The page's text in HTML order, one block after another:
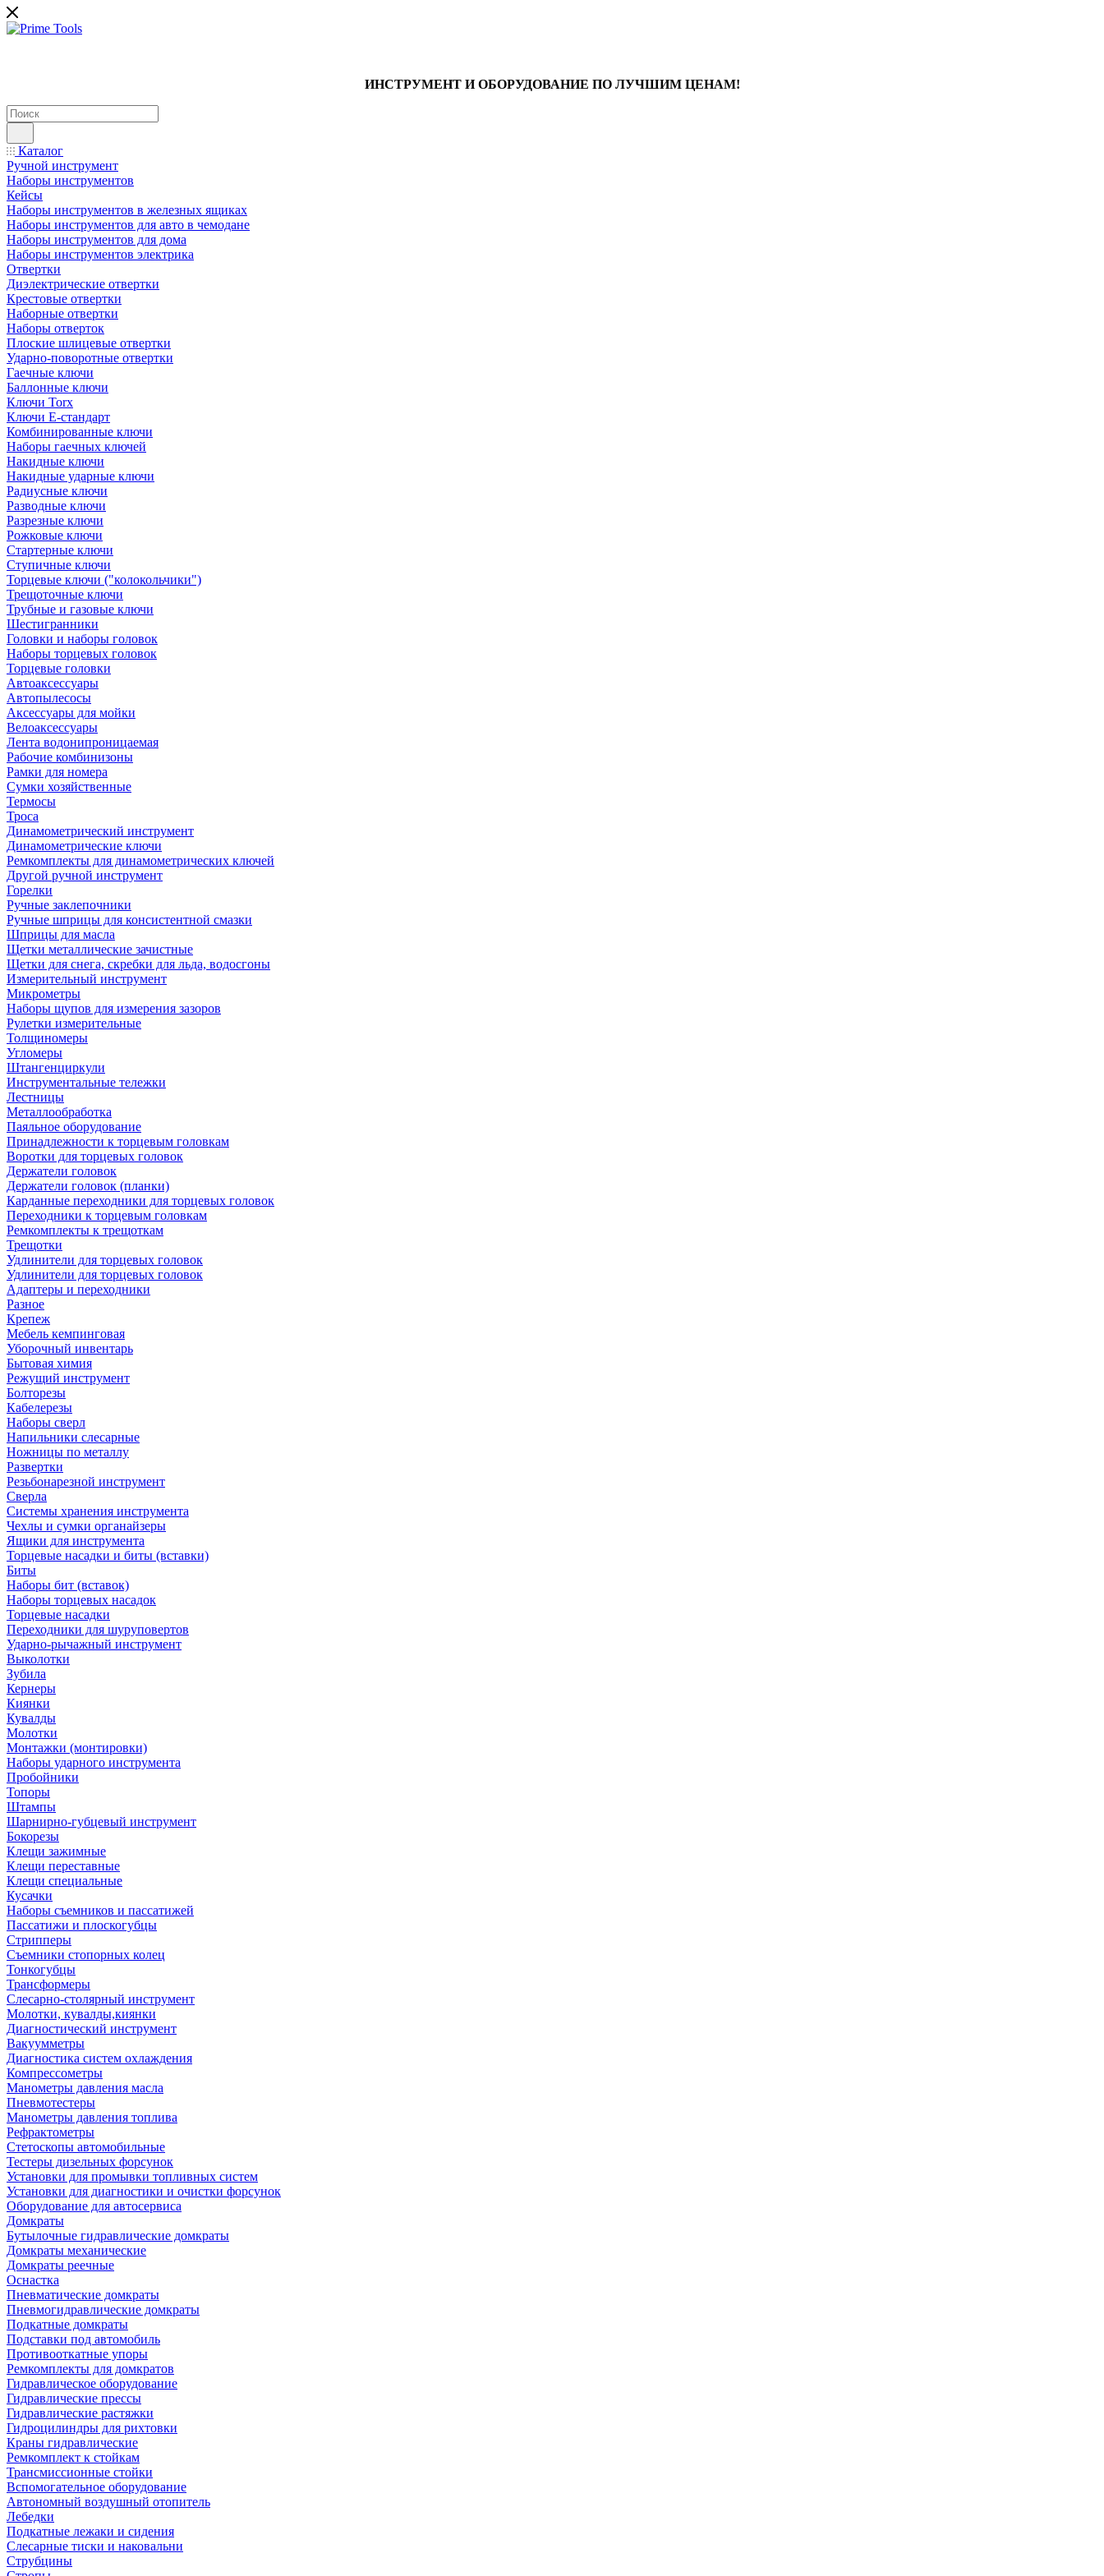
ИНСТРУМЕНТ И ОБОРУДОВАНИЕ ПО ЛУЧШИМ ЦЕНАМ!
Каталог
Ручной инструмент
Наборы инструментов
Кейсы
Наборы инструментов в железных ящиках
Наборы инструментов для авто в чемодане
Наборы инструментов для дома
Наборы инструментов электрика
Отвертки
Диэлектрические отвертки
Крестовые отвертки
Наборные отвертки
Наборы отверток
Плоские шлицевые отвертки
Ударно-поворотные отвертки
Гаечные ключи
Баллонные ключи
Ключи Torx
Ключи Е-стандарт
Комбинированные ключи
Наборы гаечных ключей
Накидные ключи
Накидные ударные ключи
Радиусные ключи
Разводные ключи
Разрезные ключи
Рожковые ключи
Стартерные ключи
Ступичные ключи
Торцевые ключи ("колокольчики")
Трещоточные ключи
Трубные и газовые ключи
Шестигранники
Головки и наборы головок
Наборы торцевых головок
Торцевые головки
Автоаксессуары
Автопылесосы
Аксессуары для мойки
Велоаксессуары
Лента водонипроницаемая
Рабочие комбинизоны
Рамки для номера
Сумки хозяйственные
Термосы
Троса
Динамометрический инструмент
Динамометрические ключи
Ремкомплекты для динамометрических ключей
Другой ручной инструмент
Горелки
Ручные заклепочники
Ручные шприцы для консистентной смазки
Шприцы для масла
Щетки металлические зачистные
Щетки для снега, скребки для льда, водосгоны
Измерительный инструмент
Микрометры
Наборы щупов для измерения зазоров
Рулетки измерительные
Толщиномеры
Угломеры
Штангенциркули
Инструментальные тележки
Лестницы
Металлообработка
Паяльное оборудование
Принадлежности к торцевым головкам
Воротки для торцевых головок
Держатели головок
Держатели головок (планки)
Карданные переходники для торцевых головок
Переходники к торцевым головкам
Ремкомплекты к трещоткам
Трещотки
Удлинители для торцевых головок
Удлинители для торцевых головок
Адаптеры и переходники
Разное
Крепеж
Мебель кемпинговая
Уборочный инвентарь
Бытовая химия
Режущий инструмент
Болторезы
Кабелерезы
Наборы сверл
Напильники слесарные
Ножницы по металлу
Развертки
Резьбонарезной инструмент
Сверла
Системы хранения инструмента
Чехлы и сумки органайзеры
Ящики для инструмента
Торцевые насадки и биты (вставки)
Биты
Наборы бит (вставок)
Наборы торцевых насадок
Торцевые насадки
Переходники для шуруповертов
Ударно-рычажный инструмент
Выколотки
Зубила
Кернеры
Киянки
Кувалды
Молотки
Монтажки (монтировки)
Наборы ударного инструмента
Пробойники
Топоры
Штампы
Шарнирно-губцевый инструмент
Бокорезы
Клещи зажимные
Клещи переставные
Клещи специальные
Кусачки
Наборы съемников и пассатижей
Пассатижи и плоскогубцы
Стрипперы
Съемники стопорных колец
Тонкогубцы
Трансформеры
Слесарно-столярный инструмент
Молотки, кувалды,киянки
Диагностический инструмент
Вакуумметры
Диагностика систем охлаждения
Компрессометры
Манометры давления масла
Пневмотестеры
Манометры давления топлива
Рефрактометры
Стетоскопы автомобильные
Тестеры дизельных форсунок
Установки для промывки топливных систем
Установки для диагностики и очистки форсунок
Оборудование для автосервиса
Домкраты
Бутылочные гидравлические домкраты
Домкраты механические
Домкраты реечные
Оснастка
Пневматические домкраты
Пневмогидравлические домкраты
Подкатные домкраты
Подставки под автомобиль
Противооткатные упоры
Ремкомплекты для домкратов
Гидравлическое оборудование
Гидравлические прессы
Гидравлические растяжки
Гидроцилиндры для рихтовки
Краны гидравлические
Ремкомплект к стойкам
Трансмиссионные стойки
Вспомогательное оборудование
Автономный воздушный отопитель
Лебедки
Подкатные лежаки и сидения
Слесарные тиски и наковальни
Струбцины